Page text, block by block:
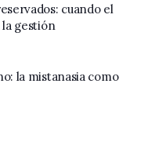
cuando el
gestión
la mistanasia como